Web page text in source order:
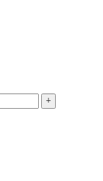
+